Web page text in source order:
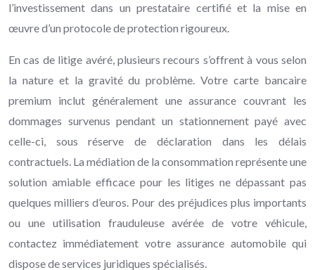
l’investissement dans un prestataire certifié et la mise en
œuvre d’un protocole de protection rigoureux.
En cas de litige avéré, plusieurs recours s’offrent à vous selon
la nature et la gravité du problème. Votre carte bancaire
premium inclut généralement une assurance couvrant les
dommages survenus pendant un stationnement payé avec
celle-ci, sous réserve de déclaration dans les délais
contractuels. La médiation de la consommation représente une
solution amiable efficace pour les litiges ne dépassant pas
quelques milliers d’euros. Pour des préjudices plus importants
ou une utilisation frauduleuse avérée de votre véhicule,
contactez immédiatement votre assurance automobile qui
dispose de services juridiques spécialisés.